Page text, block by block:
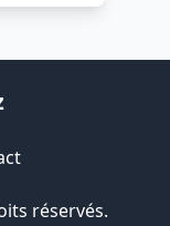
réservés.